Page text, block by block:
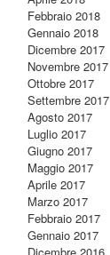
Febbraio 2018
Gennaio 2018
Dicembre 2017
Novembre 2017
Ottobre 2017
Settembre 2017
Agosto 2017
Luglio 2017
Giugno 2017
Maggio 2017
Aprile 2017
Marzo 2017
Febbraio 2017
Gennaio 2017